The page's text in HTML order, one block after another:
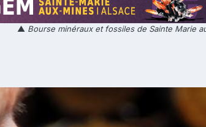
▲ Bourse minéraux et fossiles de Sainte Marie